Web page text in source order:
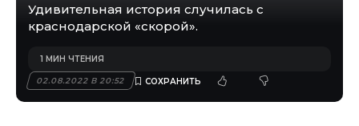
Удивительная история случилась с
краснодарской «скорой».
02.08.2022 В 20:52
1 МИН ЧТЕНИЯ